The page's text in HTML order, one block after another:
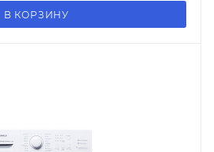
В КОРЗИНУ